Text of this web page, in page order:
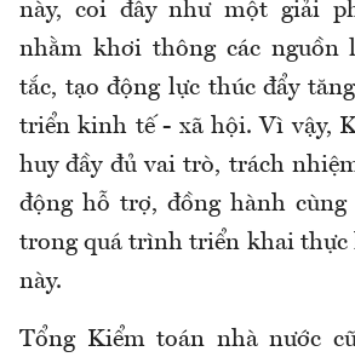
này, coi đây như một giải
nhằm khơi thông các nguồn
tắc, tạo động lực thúc đẩy
triển kinh tế - xã hội. Vì vậy,
huy đầy đủ vai trò, trách
động hỗ trợ, đồng hành cùng
trong quá trình triển khai thực
này.
Tổng Kiểm toán nhà nước